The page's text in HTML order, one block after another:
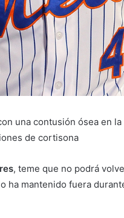
una contusión ósea en
de cortisona
, teme que no podrá
ha mantenido fuera